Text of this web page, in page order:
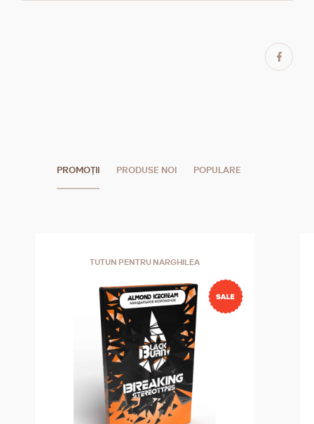
PROMOȚII PRODUSE NOI POPULARE
TUTUN PENTRU NARGHILEA